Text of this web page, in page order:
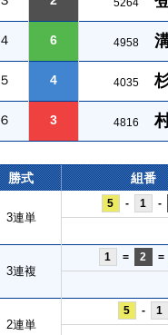
5264
４ 6 4958
５ 4 4035
６ 3 4816
勝式 組番
3連単
5 - 1 -
3連複
1 = 2 =
2連単
5 - 1